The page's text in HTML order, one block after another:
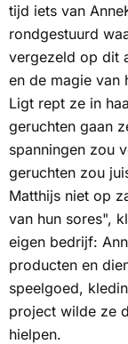
tijd iets van
rondgestuurd
vergezeld op dit
en de magie van
Ligt rept ze in
geruchten gaan
spanningen zou
geruchten zou
Matthijs niet op
van hun sores",
eigen bedrijf:
producten en
speelgoed,
project wilde ze
hielpen.